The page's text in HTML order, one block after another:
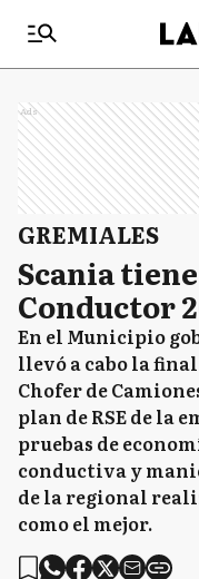
Ads
GREMIALES
Scania
Conductor
En el Municipio
llevó a cabo la
Chofer de
plan de RSE de la
pruebas de
conductiva y
de la regional
como el mejor.